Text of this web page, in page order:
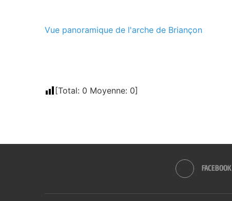
Vue panoramique de l'arche de Briançon
[Total: 0 Moyenne: 0]
FACEBOOK